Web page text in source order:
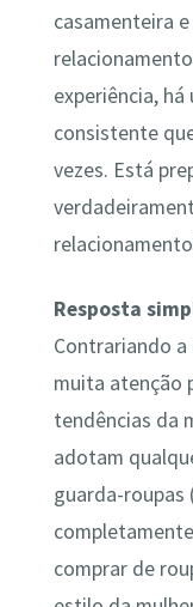
casamenteira
experiência,
consistente
vezes. Está
Resposta
Contrariando a
muita atenção
tendências da
adotam
guarda-roupas
comprar de